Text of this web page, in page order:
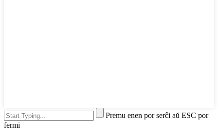
Premu enen por serĉi aŭ ESC por
fermi